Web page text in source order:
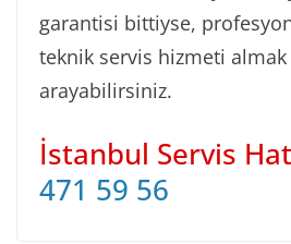
garantisi bittiyse,
teknik servis hizmeti
arayabilirsiniz.
İstanbul Servis
471 59 56